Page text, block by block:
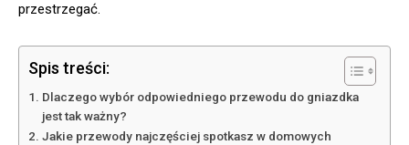
przestrzegać.
Spis treści:
Dlaczego wybór odpowiedniego przewodu do gniazdka
jest tak ważny?
Jakie przewody najczęściej spotkasz w domowych